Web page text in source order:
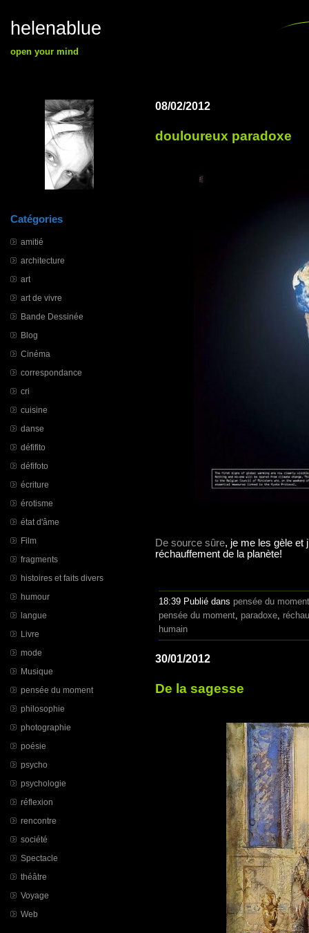
helenablue
open your mind
Catégories
amitié
architecture
art
art de vivre
Bande Dessinée
Blog
Cinéma
correspondance
cri
cuisine
danse
défifito
défifoto
écriture
érotisme
état d'âme
Film
fragments
histoires et faits divers
humour
langue
Livre
mode
Musique
pensée du moment
philosophie
photographie
poésie
psycho
psychologie
réflexion
rencontre
société
Spectacle
théâtre
Voyage
Web
08/02/2012
douloureux paradoxe
De source sûre, je me les gèle et
réchauffement de la planète!
18:39 Publié dans pensée du moment
pensée du moment, paradoxe,
humain
30/01/2012
De la sagesse